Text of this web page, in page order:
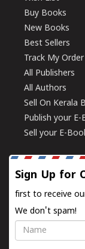
Buy Books
New Books
Best Sellers
Track My Order
All Publishers
All Authors
Sell On Kerala
Publish your E-
Sell your E-
Sign Up for
first to receive
We don't spam!
Name